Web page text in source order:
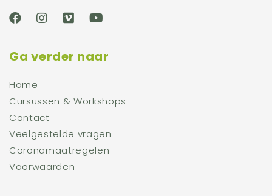
Ga verder naar
Home
Cursussen & Workshops
Contact
Veelgestelde vragen
Coronamaatregelen
Voorwaarden